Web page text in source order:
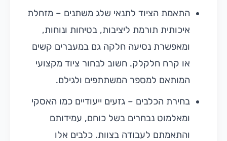
התאמת הציוד לתנאי שלג משתנים – מזחלת
איכותית תורמת ליציבות, בטיחות ונוחות,
ומאפשרת נסיעה חלקה גם במעברים קשים
או קרח חלקלק. חשוב לבחור ציוד מקצועי
המותאם למספר המשתתפים ולגילם.
בחירת הכלבים – גזעים ייעודיים כמו האסקי
ומאלמוט נבחרים בשל כוחם, עמידותם
והתאמתם לעבודה בצוות. כלבים אלו